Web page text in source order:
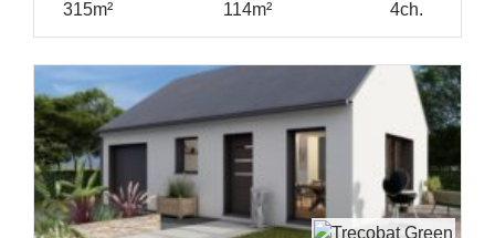
315m² 114m² 4ch.